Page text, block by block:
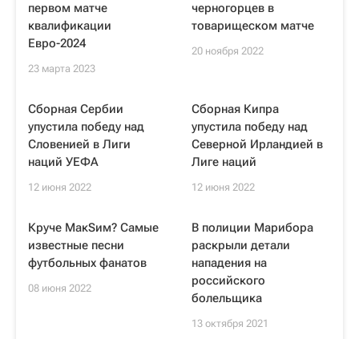
первом матче
квалификации
Евро-2024
23 марта 2023
черногорцев в
товарищеском матче
20 ноября 2022
Сборная Сербии
упустила победу над
Словенией в Лиги
наций УЕФА
12 июня 2022
Сборная Кипра
упустила победу над
Северной Ирландией в
Лиге наций
12 июня 2022
Круче МакSим? Самые
известные песни
футбольных фанатов
08 июня 2022
В полиции Марибора
раскрыли детали
нападения на
российского
болельщика
13 октября 2021